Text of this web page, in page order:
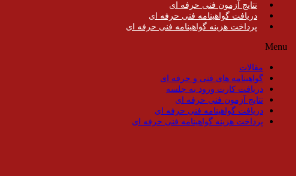
نتایج آزمون فنی حرفه ای
دریافت گواهینامه فنی حرفه ای
پرداخت هزینه گواهینامه فنی حرفه ای
Menu
مقالات
گواهینامه های فنی و حرفه ای
دریافت کارت ورود به جلسه
نتایج آزمون فنی حرفه ای
دریافت گواهینامه فنی حرفه ای
پرداخت هزینه گواهینامه فنی حرفه ای